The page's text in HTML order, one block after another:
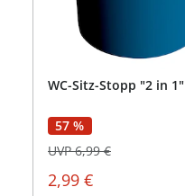
WC-Sitz-Stopp "2 in 1"
57 %
2,99 €
UVP 6,99 €